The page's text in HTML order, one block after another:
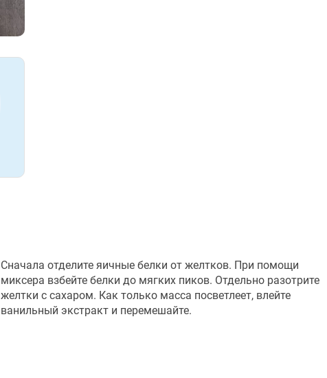
Сначала отделите яичные белки от желтков. При помощи
миксера взбейте белки до мягких пиков. Отдельно разотрите
желтки с сахаром. Как только масса посветлеет, влейте
ванильный экстракт и перемешайте.